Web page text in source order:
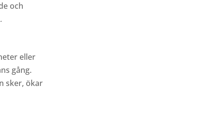
och
eller
gång.
sker, ökar